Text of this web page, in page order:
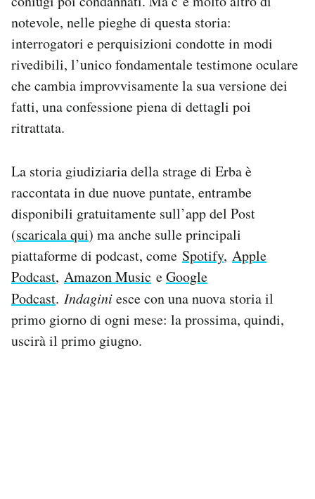
notevole, nelle pieghe di questa storia:
interrogatori e perquisizioni condotte in modi
rivedibili, l’unico fondamentale testimone oculare
che cambia improvvisamente la sua versione dei
fatti, una confessione piena di dettagli poi
ritrattata.
La storia giudiziaria della strage di Erba è
raccontata in due nuove puntate, entrambe
disponibili gratuitamente sull’app del Post
(scaricala qui) ma anche sulle principali
piattaforme di podcast, come Spotify, Apple
Podcast, Amazon Music eGoogle
Podcast. Indaginiesce con una nuova storia il
primo giorno di ogni mese: la prossima, quindi,
uscirà il primo giugno.